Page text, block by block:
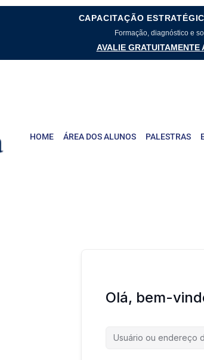
CAPACITAÇÃO
Formação, diagnóstico e
AVALIE GRATUITAMENTE
HOME ÁREA DOS ALUNOS PALESTRAS
Olá, bem-